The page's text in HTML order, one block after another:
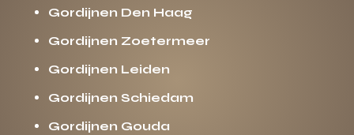
Gordijnen Den Haag
Gordijnen Zoetermeer
Gordijnen Leiden
Gordijnen Schiedam
Gordijnen Gouda